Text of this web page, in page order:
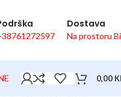
Dostava
Na prostoru
0,00